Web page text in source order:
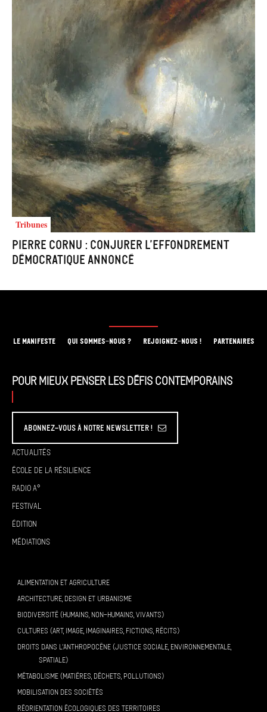
Tribunes
Pierre Cornu : Conjurer l’effondrement
démocratique annoncé
LE MANIFESTE QUI SOMMES-NOUS ? REJOIGNEZ-NOUS ! PARTENAIRES
Pour mieux penser les défis contemporains
Abonnez-vous à Notre Newsletter !
Actualités
École de la résilience
Radio A°
Festival
Édition
Médiations
ALIMENTATION ET AGRICULTURE
ARCHITECTURE, DESIGN ET URBANISME
BIODIVERSITÉ (HUMAINS, NON-HUMAINS, VIVANTS)
CULTURES (ART, IMAGE, IMAGINAIRES, FICTIONS, RÉCITS)
DROITS DANS L’ANTHROPOCÈNE (JUSTICE SOCIALE, ENVIRONNEMENTALE,
SPATIALE)
MÉTABOLISME (MATIÈRES, DÉCHETS, POLLUTIONS)
MOBILISATION DES SOCIÉTÉS
RÉORIENTATION ÉCOLOGIQUES DES TERRITOIRES